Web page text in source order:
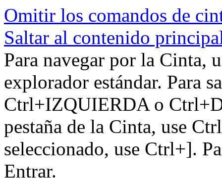
Omitir los comandos de
Saltar al contenido
Para navegar por la Cinta,
explorador estándar. Para
Ctrl+IZQUIERDA o
pestaña de la Cinta, use
seleccionado, use Ctrl+].
Entrar.